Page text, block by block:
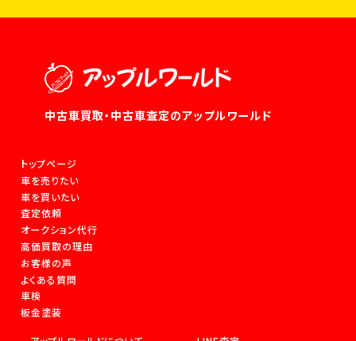
中古車買取・中古車査定のアップルワールド
トップページ
車を売りたい
車を買いたい
査定依頼
オークション代行
高価買取の理由
お客様の声
よくある質問
車検
板金塗装